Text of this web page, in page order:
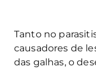
Tanto no
causadores de
das galhas, o